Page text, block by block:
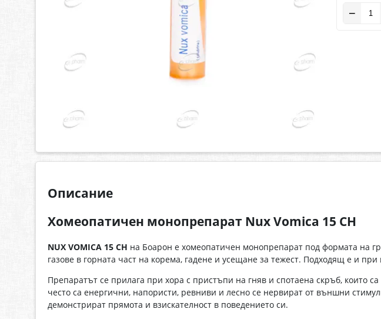
−
Описание
Хомеопатичен монопрепарат Nux Vomica 15 CH
NUX VOMICA 15 CH на Боарон е хомеопатичен монопрепарат под формата на
газове в горната част на корема, гадене и усещане за тежест. Подходящ е и
Препаратът се прилага при хора с пристъпи на гняв и спотаена скръб, които
често са енергични, напористи, ревниви и лесно се нервират от външни
демонстрират прямота и взискателност в поведението си.